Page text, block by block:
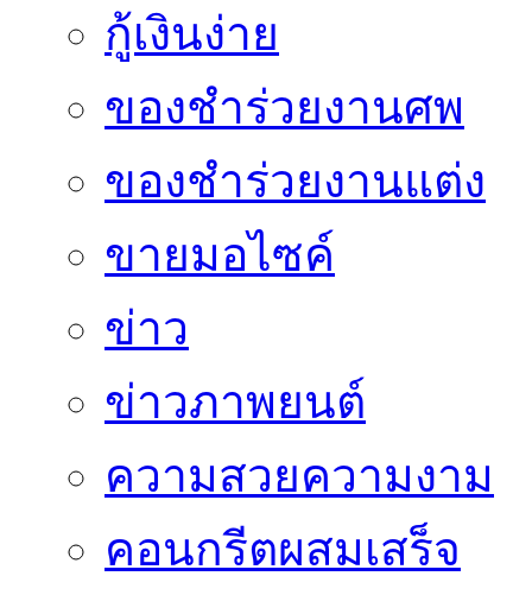
กู้เงินง่าย
ของชำร่วยงานศพ
ของชำร่วยงานแต่ง
ขายมอไซค์
ข่าว
ข่าวภาพยนต์
ความสวยความงาม
คอนกรีตผสมเสร็จ